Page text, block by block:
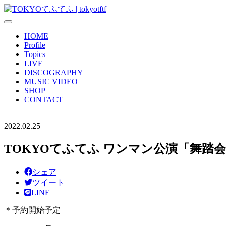
HOME
Profile
Topics
LIVE
DISCOGRAPHY
MUSIC VIDEO
SHOP
CONTACT
2022.02.25
TOKYOてふてふ ワンマン公演「舞踏
シェア
ツイート
LINE
＊予約開始予定